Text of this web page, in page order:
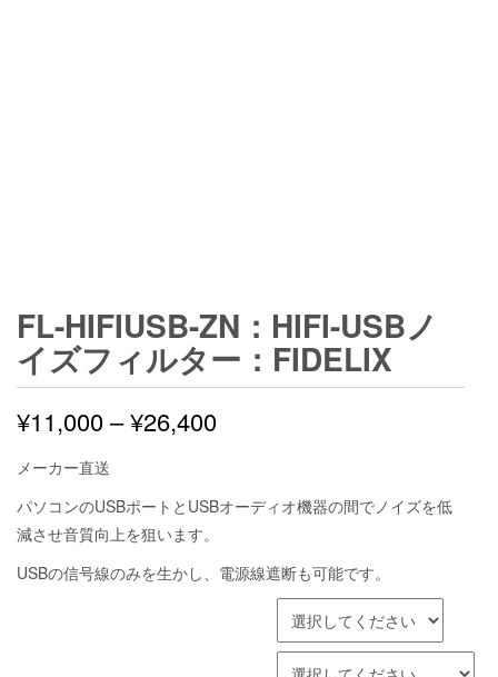
FL-HIFIUSB-ZN：HIFI-USBノ
イズフィルター：FIDELIX
¥11,000–¥26,400価
帯:
–
¥26,400
メーカー直送
パソコンのUSBポートとUSBオーディオ機器の間でノイズを低
減させ音質向上を狙います。
USBの信号線のみを生かし、電源線遮断も可能です。